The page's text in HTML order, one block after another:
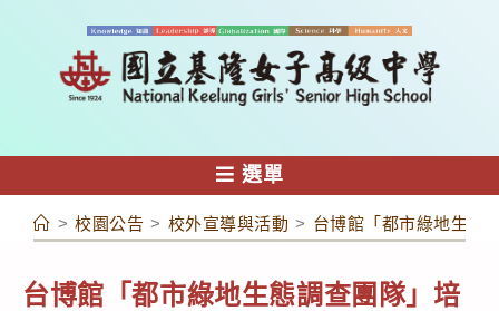
容
選單
> 校園公告 > 校外宣導與活動 > 台博館「都市綠地生態
台博館「都市綠地生態調查團隊」培